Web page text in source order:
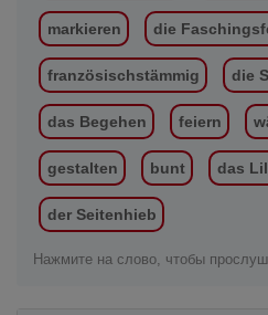
markieren die
französischstämmig die
das Begehen feiern
gestalten bunt das
der Seitenhieb
Нажмите на слово, чтобы